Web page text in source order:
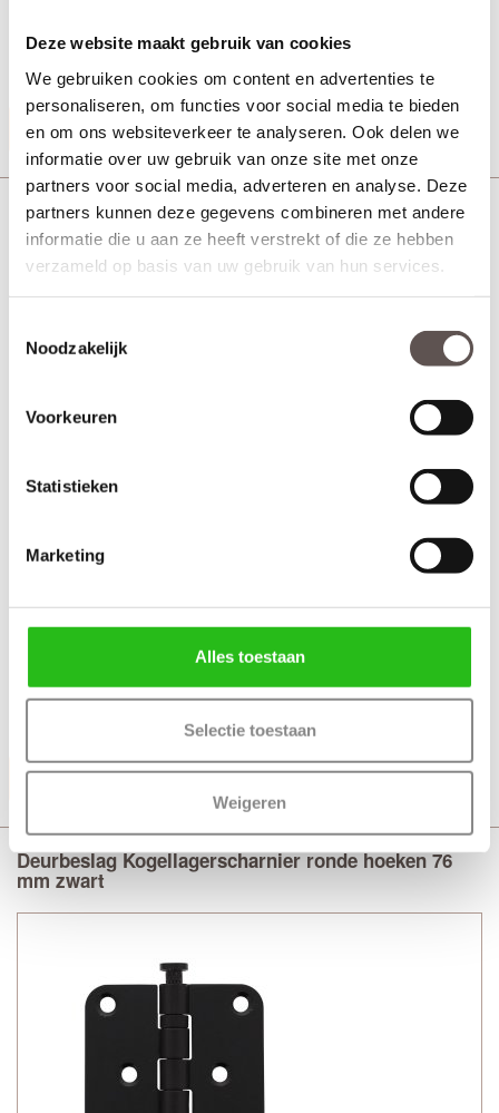
Deze website maakt gebruik van cookies
We gebruiken cookies om content en advertenties te
personaliseren, om functies voor social media te bieden
en om ons websiteverkeer te analyseren. Ook delen we
informatie over uw gebruik van onze site met onze
partners voor social media, adverteren en analyse. Deze
partners kunnen deze gegevens combineren met andere
informatie die u aan ze heeft verstrekt of die ze hebben
verzameld op basis van uw gebruik van hun services.
Noodzakelijk
Voorkeuren
Statistieken
Marketing
Alles toestaan
Selectie toestaan
Weigeren
+ Uitvoering RVS - Mat zwart gelakt
Productinformatie
Deurbeslag Kogellagerscharnier ronde hoeken 76
mm
Technische gegevens
+ Kogellagerscharnier
+ Afmeting 76 x 76 - 2.4 mm
+ Uitvoering gegalvaniseerd staal
Productinformatie
Deurbeslag Kogellagerscharnier ronde hoeken 76
mm zwart